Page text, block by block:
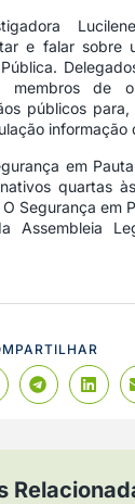
e falar sobre
de
públicos
informação
em
quartas
Segurança em
Assembleia